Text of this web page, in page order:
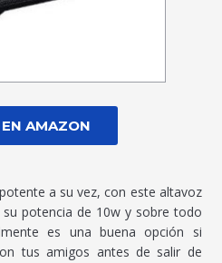
AMAZON
a su vez, con este altavoz
potencia de 10w y sobre todo
es una buena opción si
tus amigos antes de salir de